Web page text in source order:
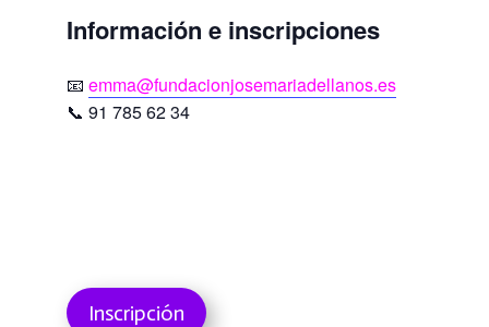
Información e inscripciones
📧 emma@fundacionjosemariadellanos.es
📞 91 785 62 34
Inscripción